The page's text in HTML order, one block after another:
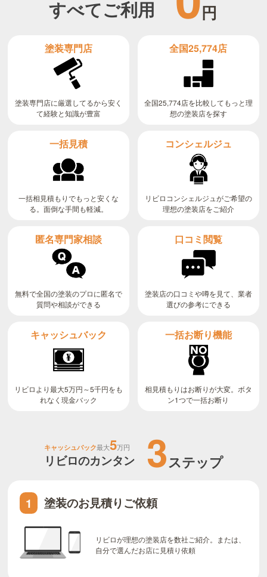
すべてご利用 円
塗装専門店
塗装専門店に厳選してるから安く
て経験と知識が豊富
全国25,774店
全国25,774店を比較してもっと理
想の塗装店を探す
一括見積
一括相見積もりでもっと安くな
る。面倒な手間も軽減。
コンシェルジュ
リビロコンシェルジュがご希望の
理想の塗装店をご紹介
匿名専門家相談
無料で全国の塗装のプロに匿名で
質問や相談ができる
口コミ閲覧
塗装店の口コミや噂を見て、業者
選びの参考にできる
キャッシュバック
リビロより最大5万円～5千円をも
れなく現金バック
一括お断り機能
相見積もりはお断りが大変。ボタ
ン1つで一括お断り
キャッシュバック最大5万円
リビロのカンタン 3ステップ
1 塗装のお見積りご依頼
リビロが理想の塗装店を数社ご紹介。または、
自分で選んだお店に見積り依頼